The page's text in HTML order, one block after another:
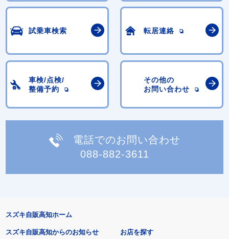
試乗車検索 転居連絡
車検/点検/
整備予約
その他の
お問い合わせ
電話でのお問い合わせ
088-882-3611
スズキ自販高知ホーム
スズキ自販高知からのお知らせ お店を探す